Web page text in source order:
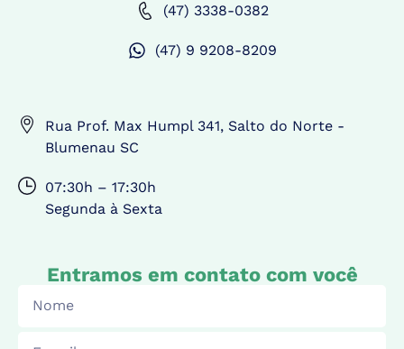
(47) 3338-0382
(47) 9 9208-8209
Rua Prof. Max Humpl 341, Salto do Norte -
Blumenau SC
07:30h – 17:30h
Segunda à Sexta
Entramos em contato com você